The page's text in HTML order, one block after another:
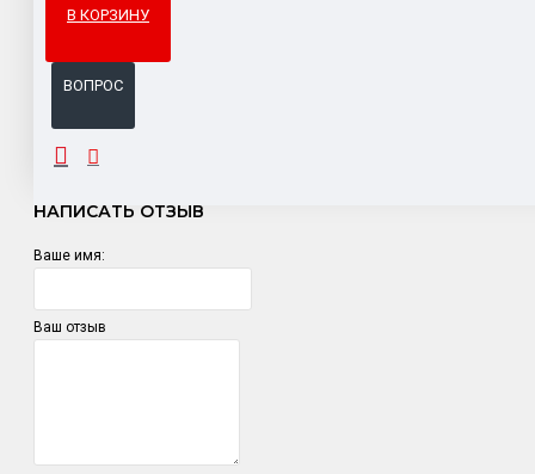
В КОРЗИНУ
ВОПРОС
ОТЗЫВЫ
НАПИСАТЬ ОТЗЫВ
Ваше имя:
Ваш отзыв